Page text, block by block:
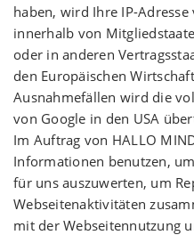
haben, wird Ihre IP-
innerhalb von
oder in anderen
den Europäischen
Ausnahmefällen wird die
von Google in den USA
Im Auftrag von HALLO
Informationen benutzen,
für uns auszuwerten, um
Webseitenaktivitäten
mit der Webseitennutzung